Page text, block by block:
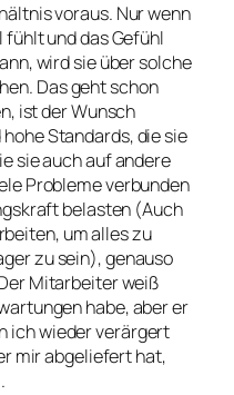
voraus. Nur wenn
und das Gefühl
wird sie über solche
Das geht schon
ist der Wunsch
Standards, die sie
sie auch auf andere
Probleme verbunden
belasten (Auch
um alles zu
zu sein), genauso
Mitarbeiter weiß
habe, aber er
ich wieder verärgert
mir abgeliefert hat,